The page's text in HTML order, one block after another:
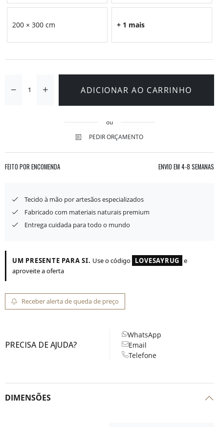
200 × 300 cm + 1 mais
ADICIONAR AO CARRINHO
ou
PEDIR ORÇAMENTO
FEITO POR ENCOMENDA ENVIO EM 4-8 SEMANAS
Tecido à mão por artesãos especializados
Fabricado com materiais naturais premium
Entrega cuidada para todo o mundo
UM PRESENTE PARA SI. Use o código LOVESAYRUG e
aproveite a oferta
Receber alerta de queda de preço
PRECISA DE AJUDA?
WhatsApp
Email
Telefone
DIMENSÕES